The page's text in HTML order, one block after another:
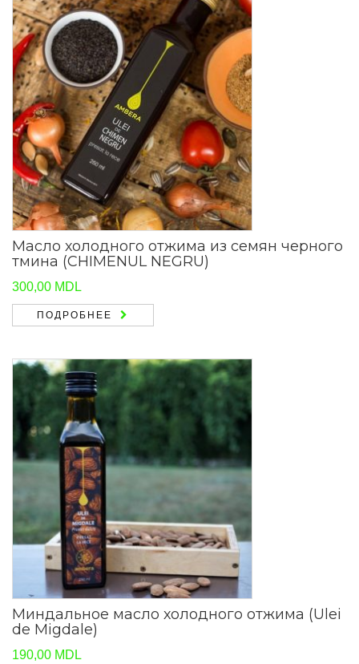
Масло холодного отжима из семян черного
тмина (CHIMENUL NEGRU)
300,00 MDL
ПОДРОБНЕЕ
Миндальное масло холодного отжима (Ulei
de Migdale)
190,00 MDL